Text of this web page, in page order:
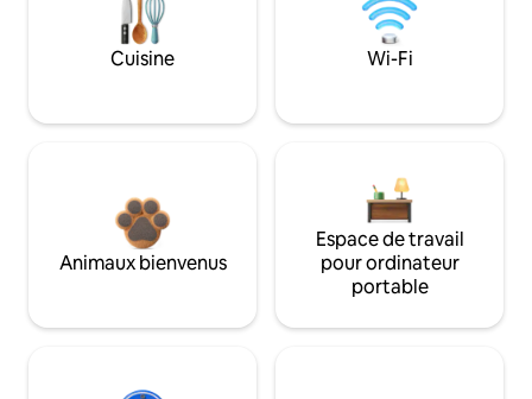
Cuisine Wi-Fi
Animaux bienvenus
Espace de travail
pour ordinateur
portable